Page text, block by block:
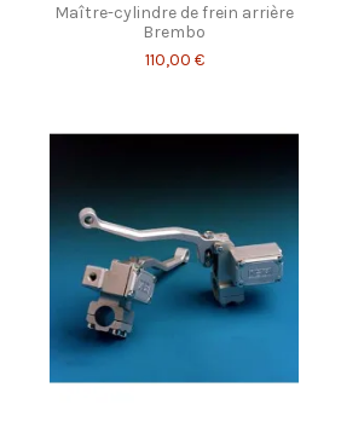
Maître-cylindre de frein arrière
Brembo
110,00 €